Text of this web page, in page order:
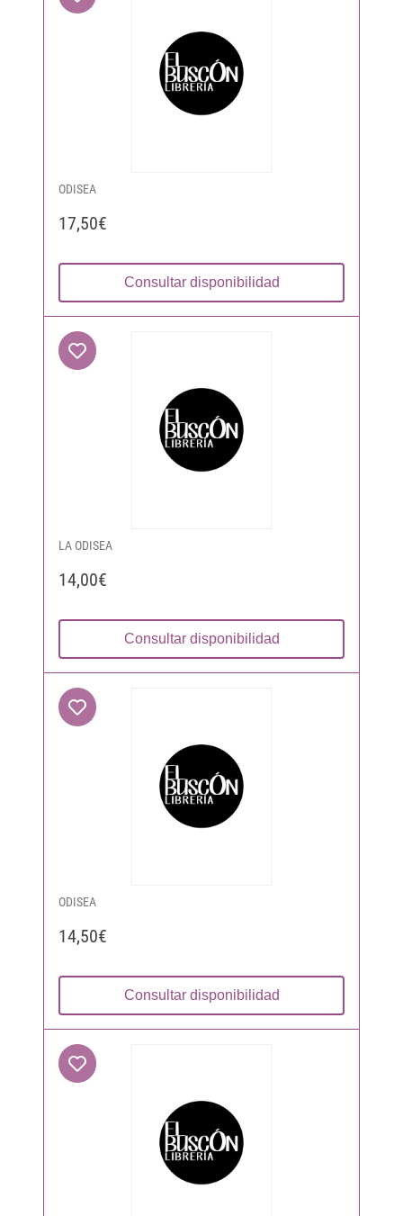
ODISEA
17,50€
Consultar disponibilidad
LA ODISEA
14,00€
Consultar disponibilidad
ODISEA
14,50€
Consultar disponibilidad